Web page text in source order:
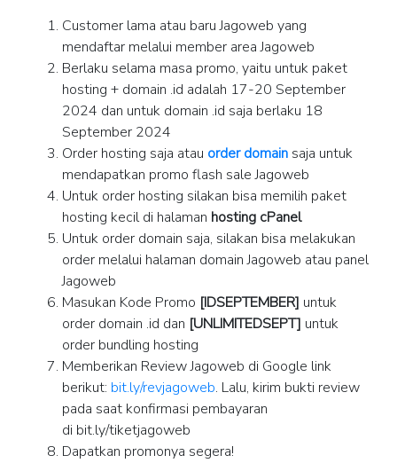
Customer lama atau baru Jagoweb yang
mendaftar melalui member area Jagoweb
Berlaku selama masa promo, yaitu untuk paket
hosting + domain .id adalah 17-20 September
2024 dan untuk domain .id saja berlaku 18
September 2024
Order hosting saja atau order domain saja untuk
mendapatkan promo flash sale Jagoweb
Untuk order hosting silakan bisa memilih paket
hosting kecil di halaman hosting cPanel
Untuk order domain saja, silakan bisa melakukan
order melalui halaman domain Jagoweb atau panel
Jagoweb
Masukan Kode Promo [IDSEPTEMBER] untuk
order domain .id dan [UNLIMITEDSEPT] untuk
order bundling hosting
Memberikan Review Jagoweb di Google link
berikut: bit.ly/revjagoweb. Lalu, kirim bukti review
pada saat konfirmasi pembayaran
di bit.ly/tiketjagoweb
Dapatkan promonya segera!